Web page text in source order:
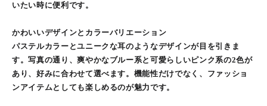
いたい時に便利です。
かわいいデザインとカラーバリエーション
パステルカラーとユニークな耳のようなデザインが目を引きま
す。写真の通り、爽やかなブルー系と可愛らしいピンク系の2色が
あり、好みに合わせて選べます。機能性だけでなく、ファッショ
ンアイテムとしても楽しめるのが魅力です。